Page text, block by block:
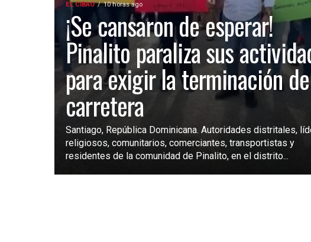
EL CIBAO 10 horas ago
¡Se cansaron de esperar!
Pinalito paraliza sus
para exigir la terminación
carretera
Santiago, República Dominicana. Autoridades distritales,
religiosos, comunitarios, comerciantes, transportistas y
residentes de la comunidad de Pinalito, en el distrito...